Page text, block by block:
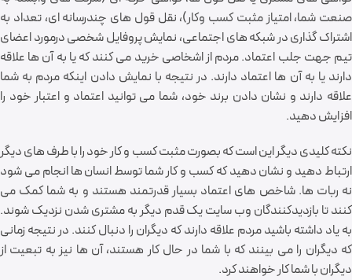
صنعت شما، امتیاز مثبت کسب وکار)، نقل قول های چندرسانه ای، تعداد به
اشتراک گذاری در شبکه های اجتماعی، نمایش پروفایل شخصی درمورد اعضای
تیم جهت جلب اعتماد. مردم از اشخاصی خرید می کنند که یا به آن ها علاقه
دارند یا به آن ها اعتماد دارند. در نتیجه با نمایش دادن اینکه مردم به شما
علاقه دارند و نشان دادن برند خود، شما می توانید اعتماد و اعتبار خود را
افزایش دهید.
نکته کلیدی دیگر این است که بصورت مثبت کسب و کار خود را با طرف های دیگر
ارتباط دهید و نشان دهید که کسب و کار شما توسط انسان ها انجام می شود
نه ربات ها. شاخص های اعتماد بسیار قدرتمند هستند و به شما کمک می
کنند تا بازدیدکنندگان وب سایت یک قدم دیگر به مشتری شدن نزدیک شوند.
به یاد داشته باشید مردم علاقه دارند که دیگران را دنبال کنند. در نتیجه زمانی
که دیگران را می بینند که با شما در حال کار هستند، آن ها نیز به تبعیت از
دیگران با شما کار خواهند کرد.